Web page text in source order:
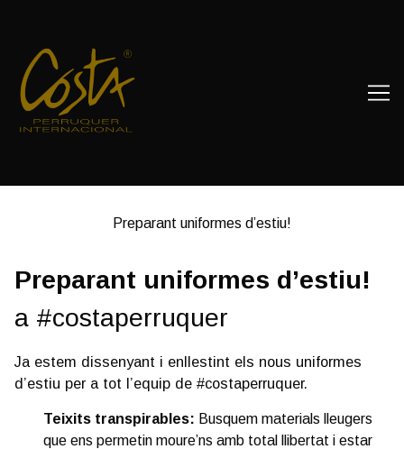
Content
Preparant uniformes d’estiu!
Preparant uniformes d’estiu!
a #costaperruquer
Ja estem dissenyant i enllestint els nous uniformes
d’estiu per a tot l’equip de #costaperruquer.
Teixits transpirables: Busquem materials lleugers
que ens permetin moure’ns amb total llibertat i estar